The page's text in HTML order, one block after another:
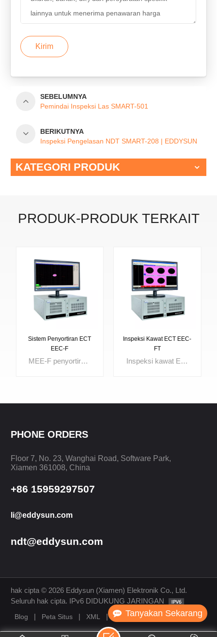
Tanyakan Sekarang
Kirim
SEBELUMNYA
Pemindai Inspeksi Las SMART-501
BERIKUTNYA
Inspeksi Pengelasan NDT SMART-208 | EDDYSUN
KATEGORI PRODUK
PRODUK-PRODUK TERKAIT
Sistem Penyortiran ECT
EEC-F
MEE-F penyortiran ECT sistem disediakan untuk penyortiran kekerasan, penyortiran material, dan penyortiran perlakuan panas. Dapat digunakan untuk inspeksi dan penyortiran tabung logam, bar, kabel, suku cadang mobil, katup dan berbagai macamnya komponen logam. Perbedaan struktur, kekerasan permukaan, kedalaman casing juga dapat dipisahkan dengan baik.
LAGI
Inspeksi Kawat ECT EEC-
FT
Inspeksi kawat EEC-FT ECT dirancang dengan 5 saluran pengujian independen yang dapat menguji 5 jalur secara bersamaan. Awal dan akhir setiap saluran dapat dikontrol secara individual. Sistem laporan opsional yang kuat membuat analisis data pengujian menjadi mudah. Ini banyak digunakan untuk inspeksi kawat tungsten dan inpsection kawat molibdenum.
LAGI
PHONE ORDERS
Floor 7, No. 23, Wanghai Road, Software Park,
Xiamen 361008, China
+86 15959297507
li@eddysun.com
ndt@eddysun.com
hak cipta © 2026 Eddysun (Xiamen) Elektronik Co., Ltd.
Seluruh hak cipta. IPv6 DIDUKUNG JARINGAN
Blog | Peta Situs | XML | Kebijakan Pribadi